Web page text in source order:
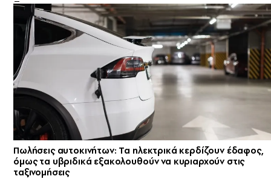
Πωλήσεις αυτοκινήτων: Τα ηλεκτρικά κερδίζουν έδαφος,
όμως τα υβριδικά εξακολουθούν να κυριαρχούν στις
ταξινομήσεις